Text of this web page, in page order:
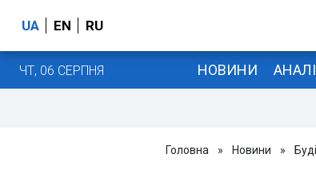
UA EN RU
ЧТ, 06 СЕРПНЯ НОВИНИ
Головна » Новини »